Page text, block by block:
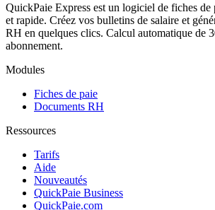
QuickPaie Express est un logiciel de fiches de
et rapide. Créez vos bulletins de salaire et
RH en quelques clics. Calcul automatique de
abonnement.
Modules
Fiches de paie
Documents RH
Ressources
Tarifs
Aide
Nouveautés
QuickPaie Business
QuickPaie.com